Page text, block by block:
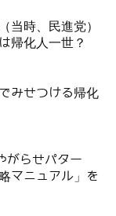
当時、民進党）
帰化人一世？
みせつける帰化
らせパター
マニュアル」を